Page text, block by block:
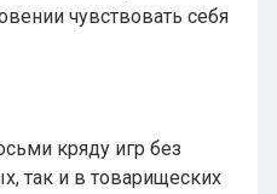
чувствовать себя
кряду игр без
так и в товарищеских